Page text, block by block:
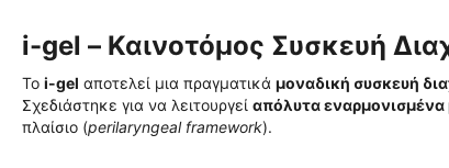
i-gel – Καινοτόμος Συσκευή
Το i-gel αποτελεί μια πραγματικά μοναδική συσκευή
Σχεδιάστηκε για να λειτουργεί απόλυτα
πλαίσιο (perilaryngeal framework).